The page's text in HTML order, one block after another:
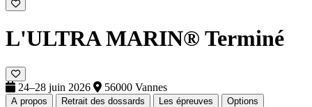
L'ULTRA MARIN® Terminé
24–28 juin 2026 56000 Vannes
A propos Retrait des dossards Les épreuves
Options